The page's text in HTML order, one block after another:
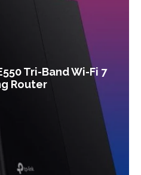
Tri-Band Wi-Fi 7
Router